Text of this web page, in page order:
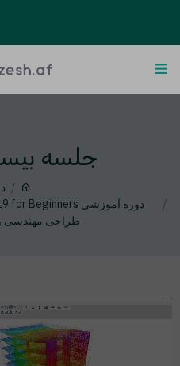
جلسه
طراحی مهندسی